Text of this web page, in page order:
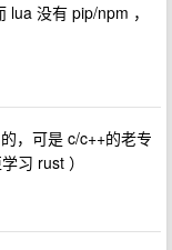
没有 pip/npm ，
，可是 c/c++的老专
习 rust ）